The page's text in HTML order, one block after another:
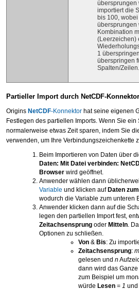
übersprungen
importiert die
bis 100,
übersprungen
Kombination
(Leerzeichen)
1
überspringen
Spalten/Zeilen.
Partieller Import durch NetCDF-Konnektor
Origins NetCDF-Konnektor hat seine eigenen
Festlegen des partiellen Imports. Wenn Sie
normalerweise etwas Zeit sparen, indem Sie
verwenden, um Ihre Verbindungszeichenkette
Beim Importieren von Daten über
Daten: Mit Datei verbinden:
Browser wird geöffnet.
Anwender wählen dann
Variable und klicken auf Daten
wodurch die Variable zum unteren
Anwender klicken dann auf die
legen den partiellen Import fest,
Zeitachsensprung oder Mitteln.
Optionen zu schließen.
Von & Bis: Zu
Zeitachsensprung: m
gelesen und n
dann wird das
zum Beispiel um
würde Lesen = 1 und